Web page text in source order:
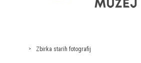
razstaveZbirka starih fotografij